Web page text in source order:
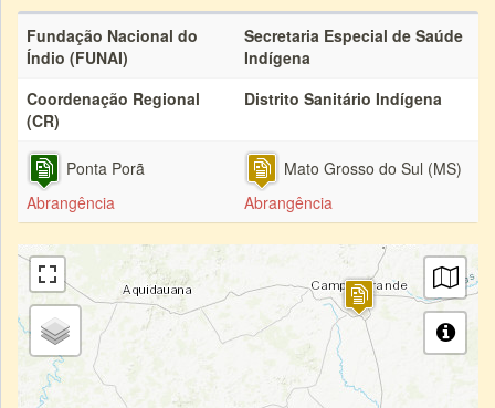
Fundação Nacional do
Índio (FUNAI)
Secretaria Especial de Saúde
Indígena
Coordenação Regional
(CR)
Distrito Sanitário Indígena
Ponta Porã
Abrangência
Mato Grosso do Sul (MS)
Abrangência